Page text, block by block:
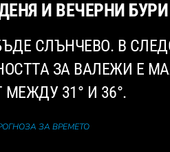
И ВЕЧЕРНИ
СЛЪНЧЕВО. В
ЗА ВАЛЕЖИ Е
31° И 36°.
ЗА ВРЕМЕТО